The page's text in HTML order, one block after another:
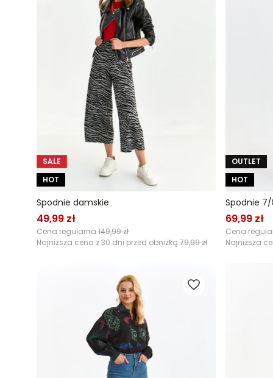
SALE
HOT
Spodnie damskie
49,99 zł
Cena regularna 149,99 zł
Najniższa cena z 30 dni przed obniżką 79,99 zł
OUTLET
HOT
Spodnie
69,99 zł
Cena
Najniższa